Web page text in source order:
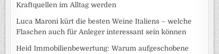
Kraftquellen im Alltag werden
Luca Maroni kürt die besten Weine Italiens – welche
Flaschen auch für Anleger interessant sein können
Heid Immobilienbewertung: Warum aufgeschobene